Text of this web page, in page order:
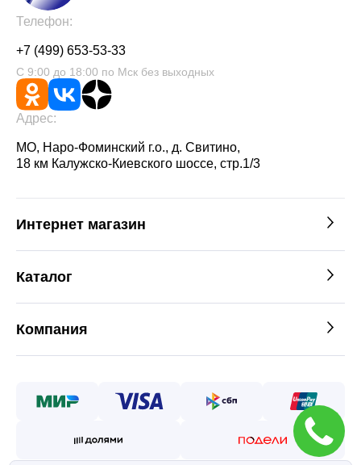
Телефон:
+7 (499) 653-53-33
С 9:00 до 18:00 по Мск без выходных
Адрес:
МО, Наро-Фоминский г.о., д. Свитино,
18 км Калужско-Киевского шоссе, стр.1/3
Интернет магазин
Каталог
Компания